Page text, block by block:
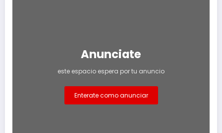
Anunciate
este espacio espera por tu anuncio
Enterate como anunciar